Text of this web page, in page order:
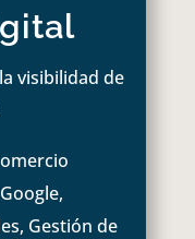
visibilidad de
Gestión de